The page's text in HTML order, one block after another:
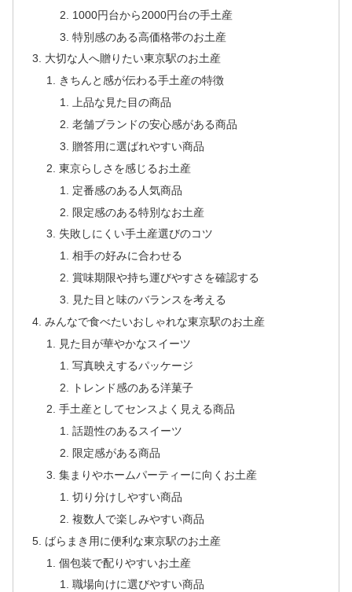
1000円台から2000円台の手土産
特別感のある高価格帯のお土産
大切な人へ贈りたい東京駅のお土産
きちんと感が伝わる手土産の特徴
上品な見た目の商品
老舗ブランドの安心感がある商品
贈答用に選ばれやすい商品
東京らしさを感じるお土産
定番感のある人気商品
限定感のある特別なお土産
失敗しにくい手土産選びのコツ
相手の好みに合わせる
賞味期限や持ち運びやすさを確認する
見た目と味のバランスを考える
みんなで食べたいおしゃれな東京駅のお土産
見た目が華やかなスイーツ
写真映えするパッケージ
トレンド感のある洋菓子
手土産としてセンスよく見える商品
話題性のあるスイーツ
限定感がある商品
集まりやホームパーティーに向くお土産
切り分けしやすい商品
複数人で楽しみやすい商品
ばらまき用に便利な東京駅のお土産
個包装で配りやすいお土産
職場向けに選びやすい商品